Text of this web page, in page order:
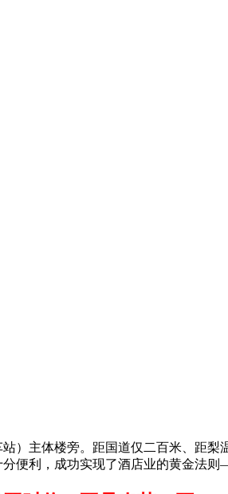
）主体楼旁。距国道仅二百米、距
便利，成功实现了酒店业的黄金法则